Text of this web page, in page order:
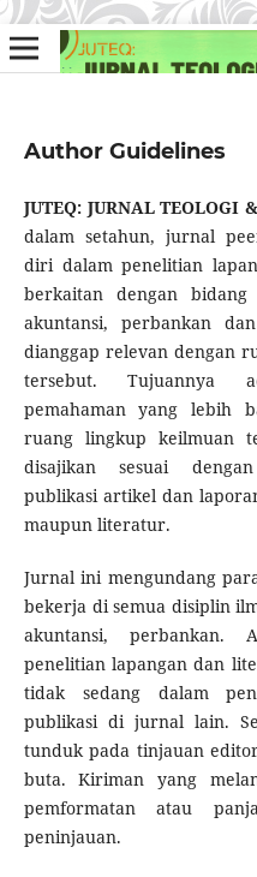
Author Guidelines
JUTEQ: JURNAL TEOLOGI
dalam setahun, jurnal
diri dalam penelitian
berkaitan dengan bidang
akuntansi, perbankan
dianggap relevan dengan
tersebut. Tujuannya
pemahaman yang lebih
ruang lingkup keilmuan
disajikan sesuai
publikasi artikel dan
maupun literatur.
Jurnal ini mengundang
bekerja di semua disiplin
akuntansi, perbankan.
penelitian lapangan dan
tidak sedang dalam
publikasi di jurnal lain.
tunduk pada tinjauan
buta. Kiriman yang
pemformatan atau
peninjauan.